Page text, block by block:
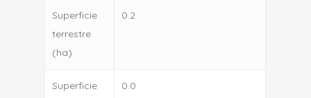
Superficie
terrestre
(ha)
0.2
Superficie
0.0